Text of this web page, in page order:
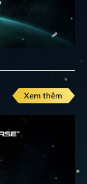
Xem thêm